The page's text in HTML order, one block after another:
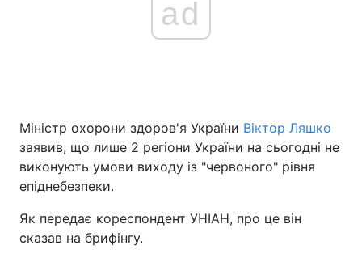
ad
Міністр охорони здоров'я України Віктор Ляшко
заявив, що лише 2 регіони України на сьогодні не
виконують умови виходу із "червоного" рівня
епіднебезпеки.
Як передає кореспондент УНІАН, про це він
сказав на брифінгу.